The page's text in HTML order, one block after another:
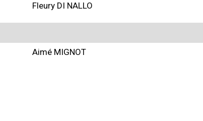
Fleury DI NALLO
Aimé MIGNOT